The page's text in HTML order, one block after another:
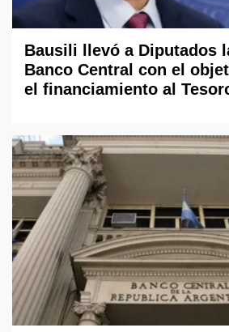
Bausili llevó a Diputados
Banco Central con el
el financiamiento al